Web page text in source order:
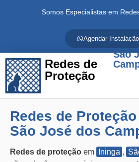
Somos Especialistas em
Agendar Instalação
Redes de
Proteção
São
Redes de
São José dos
Redes de proteção em Ininga ,